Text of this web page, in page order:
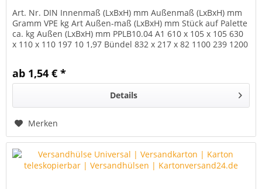
Art. Nr. DIN Innenmaß (LxBxH) mm Außenmaß (LxBxH) mm
Gramm VPE kg Art Außen-maß (LxBxH) mm Stück auf Palette
ca. kg Außen (LxBxH) mm PPLB10.04 A1 610 x 105 x 105 630
x 110 x 110 197 10 1,97 Bündel 832 x 217 x 82 1100 239 1200
ab 1,54 € *
Details
Merken